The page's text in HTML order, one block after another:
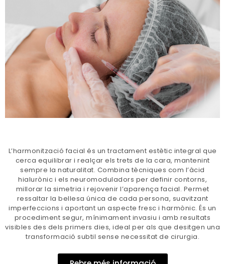
L’harmonització facial és un tractament estètic integral que
cerca equilibrar i realçar els trets de la cara, mantenint
sempre la naturalitat. Combina tècniques com l’àcid
hialurònic i els neuromoduladors per definir contorns,
millorar la simetria i rejovenir l’aparença facial. Permet
ressaltar la bellesa única de cada persona, suavitzant
imperfeccions i aportant un aspecte fresc i harmònic. És un
procediment segur, mínimament invasiu i amb resultats
visibles des dels primers dies, ideal per als que desitgen una
transformació subtil sense necessitat de cirurgia.